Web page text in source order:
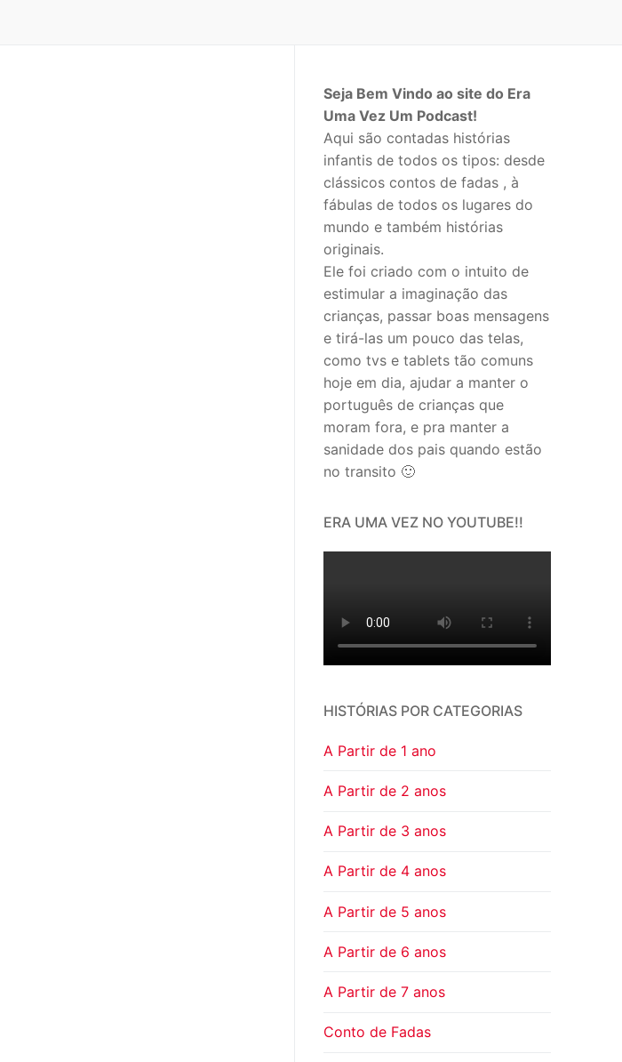
Seja Bem Vindo ao site do Era
Uma Vez Um Podcast!
Aqui são contadas histórias
infantis de todos os tipos: desde
clássicos contos de fadas , à
fábulas de todos os lugares do
mundo e também histórias
originais.
Ele foi criado com o intuito de
estimular a imaginação das
crianças, passar boas mensagens
e tirá-las um pouco das telas,
como tvs e tablets tão comuns
hoje em dia, ajudar a manter o
português de crianças que
moram fora, e pra manter a
sanidade dos pais quando estão
no transito 🙂
ERA UMA VEZ NO YOUTUBE!!
HISTÓRIAS POR CATEGORIAS
A Partir de 1 ano
A Partir de 2 anos
A Partir de 3 anos
A Partir de 4 anos
A Partir de 5 anos
A Partir de 6 anos
A Partir de 7 anos
Conto de Fadas